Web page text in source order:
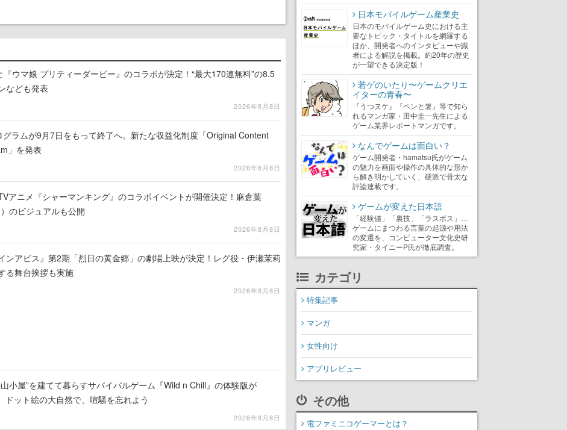
『ウマ娘 プリティーダービー』のコラボが決定！“最大170連無料”の8.5
なども発表
2026年8月8日
グラムが9月7日をもって終了へ。新たな収益化制度「Original Content
」を発表
2026年8月8日
アニメ『シャーマンキング』のコラボイベントが開催決定！麻倉葉
）のビジュアルも公開
2026年8月8日
ンアビス』第2期「烈日の黄金郷」の劇場上映が決定！レグ役・伊瀬茉莉
る舞台挨拶も実施
2026年8月8日
小屋”を建てて暮らすサバイバルゲーム『Wild n Chill』の体験版が
ドット絵の大自然で、喧騒を忘れよう
2026年8月8日
日本モバイルゲーム産業史
日本のモバイルゲーム史における主
要なトピック・タイトルを網羅する
ほか、開発者へのインタビューや識
者による解説を掲載。約20年の歴史
が一望できる決定版！
若ゲのいたり〜ゲームクリエ
イターの青春〜
『うつヌケ』『ペンと箸』等で知ら
れるマンガ家・田中圭一先生による
ゲーム業界レポートマンガです。
なんでゲームは面白い？
ゲーム開発者・hamatsu氏がゲーム
の魅力を画面や操作の具体的な形か
ら解き明かしていく、硬派で骨太な
評論連載です。
ゲームが変えた日本語
「経験値」「裏技」「ラスボス」…
ゲームにまつわる言葉の起源や用法
の変遷を、コンピューター文化史研
究家・タイニーP氏が徹底調査。
カテゴリ
特集記事
マンガ
女性向け
アプリレビュー
その他
電ファミニコゲーマーとは？